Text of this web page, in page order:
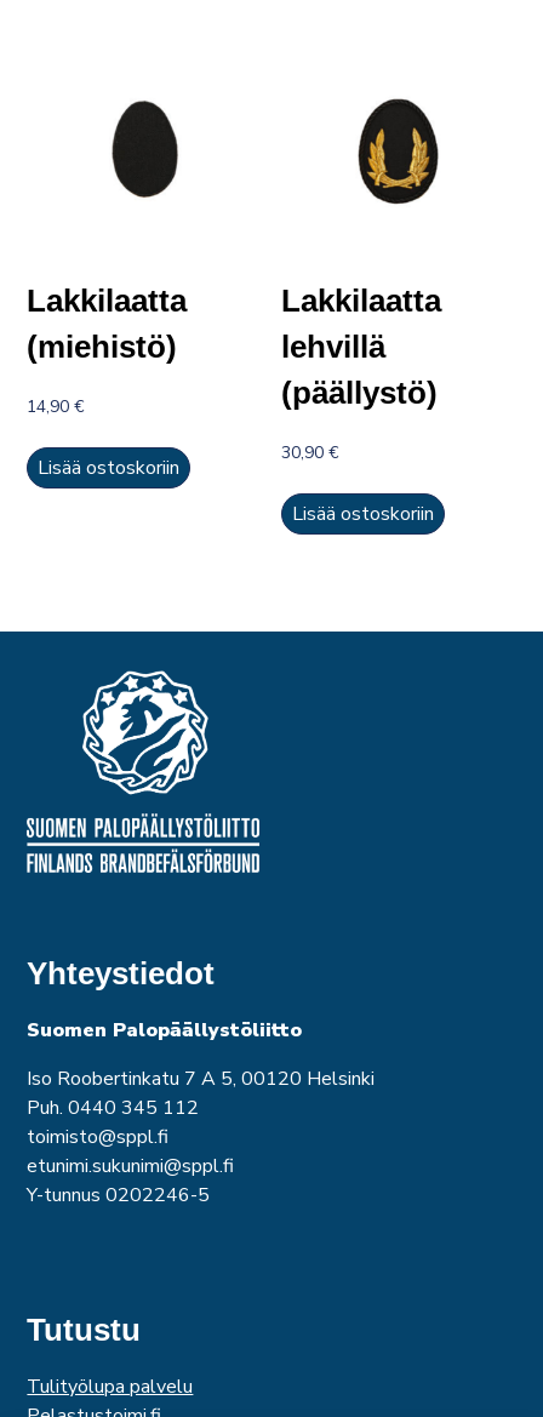
Lakkilaatta
(miehistö)
14,90€
Lisää ostoskoriin
Lakkilaatta
lehvillä
(päällystö)
30,90€
Lisää ostoskoriin
Yhteystiedot
Suomen Palopäällystöliitto
Iso Roobertinkatu 7 A 5, 00120 Helsinki
Puh. 0440 345 112
toimisto@sppl.fi
etunimi.sukunimi@sppl.fi
Y-tunnus 0202246-5
Tutustu
Tulityölupa palvelu